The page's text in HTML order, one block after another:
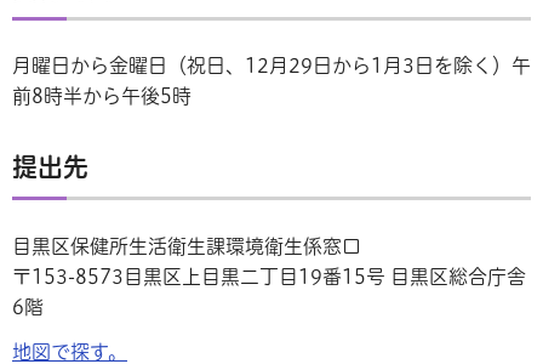
月曜日から金曜日（祝日、12月29日から1月3日を除く）午
前8時半から午後5時
提出先
目黒区保健所生活衛生課環境衛生係窓口
〒153-8573目黒区上目黒二丁目19番15号 目黒区総合庁舎
6階
地図で探す。